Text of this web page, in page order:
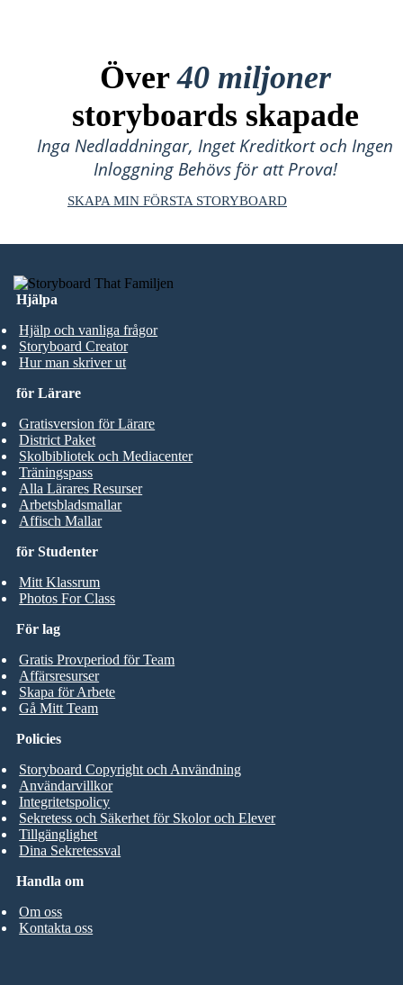
Över40 miljoner
storyboards skapade
Inga Nedladdningar, Inget Kreditkort och Ingen
Inloggning Behövs för att Prova!
SKAPA MIN FÖRSTA STORYBOARD
Hjälpa
Hjälp och vanliga frågor
Storyboard Creator
Hur man skriver ut
för Studenter
Mitt Klassrum
Photos For Class
för Lärare
Gratisversion för Lärare
District Paket
Skolbibliotek och Mediacenter
Träningspass
Alla Lärares Resurser
Arbetsbladsmallar
Affisch Mallar
För lag
Gratis Provperiod för Team
Affärsresurser
Skapa för Arbete
Gå Mitt Team
Handla om
Om oss
Kontakta oss
Policies
Storyboard Copyright och Användning
Användarvillkor
Integritetspolicy
Sekretess och Säkerhet för Skolor och Elever
Tillgänglighet
Dina Sekretessval